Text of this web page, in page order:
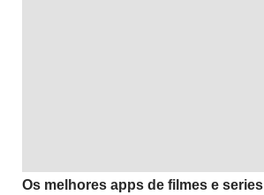
Os melhores apps de filmes e series